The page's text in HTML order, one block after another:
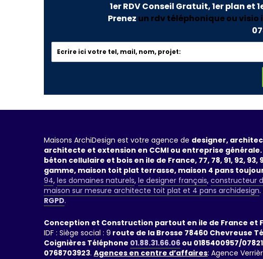
1er RDV Conseil Gratuit, 1er plan
Prenez un rdv téléphonique ou visio
Maisons ArchiDesign est votre agence de designer,
architecte et extension en CCMI ou entreprise
béton cellulaire et bois en ile de France, 77, 78, 91, 92, 93,
gamme, maison toit plat terrasse, maison 4 pans
94, les domaines naturels, le designer français, constructeur
maison sur mesure architecte toit plat et 4 pans archidesign
RGPD.
Conception et Construction partout en ile de France et
IDF : Siège social : 9 route de la Brosse 78460 Chevreuse
Coignières Téléphone 01.88.31.66.06 ou 0185400957/
0768703923. Agences en centre d’affaires: Agence